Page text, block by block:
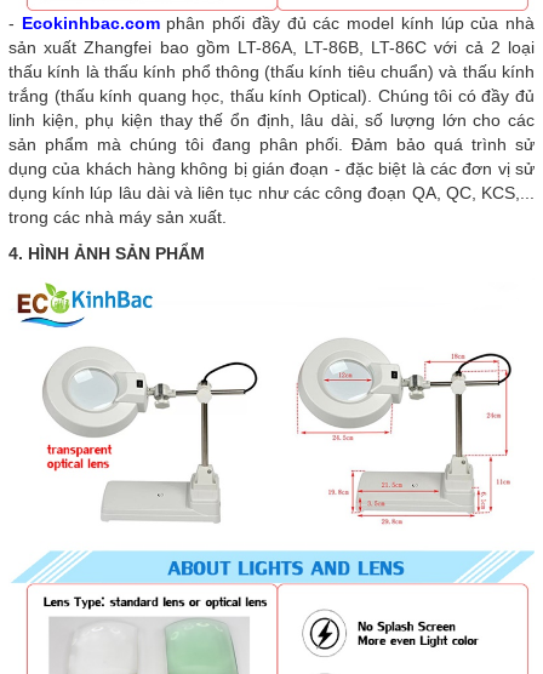
- Ecokinhbac.comphân phối đầy đủ các model kính lúp của nhà
sản xuất Zhangfei bao gồm LT-86A, LT-86B, LT-86C với cả 2 loại
thấu kính là thấu kính phổ thông (thấu kính tiêu chuẩn) và thấu kính
trắng (thấu kính quang học, thấu kính Optical). Chúng tôi có đầy đủ
linh kiện, phụ kiện thay thế ổn định, lâu dài, số lượng lớn cho các
sản phẩm mà chúng tôi đang phân phối. Đảm bảo quá trình sử
dụng của khách hàng không bị gián đoạn - đặc biệt là các đơn vị sử
dụng kính lúp lâu dài và liên tục như các công đoạn QA, QC, KCS,...
trong các nhà máy sản xuất.
4. HÌNH ẢNH SẢN PHẨM